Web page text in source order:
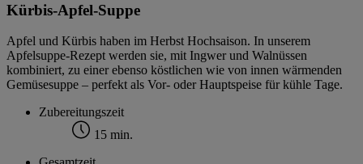
Kürbis-Apfel-Suppe
Apfel und Kürbis haben im Herbst Hochsaison. In unserem
Apfelsuppe-Rezept werden sie, mit Ingwer und Walnüssen
kombiniert, zu einer ebenso köstlichen wie von innen wärmenden
Gemüsesuppe – perfekt als Vor- oder Hauptspeise für kühle Tage.
Zubereitungszeit
15 min.